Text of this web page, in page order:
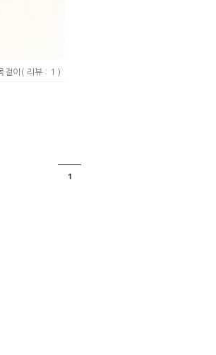
이 ( 리뷰 : 1 )
1